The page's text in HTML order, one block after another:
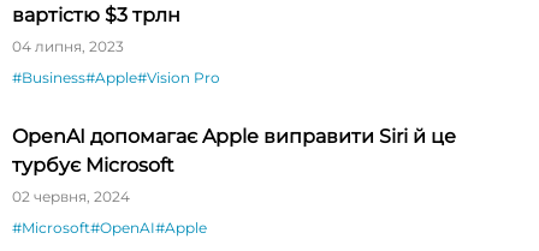
вартістю $3 трлн
04 липня, 2023
#Business#Apple#Vision Pro
OpenAI допомагає Apple виправити Siri й це
турбує Microsoft
02 червня, 2024
#Microsoft#OpenAI#Apple